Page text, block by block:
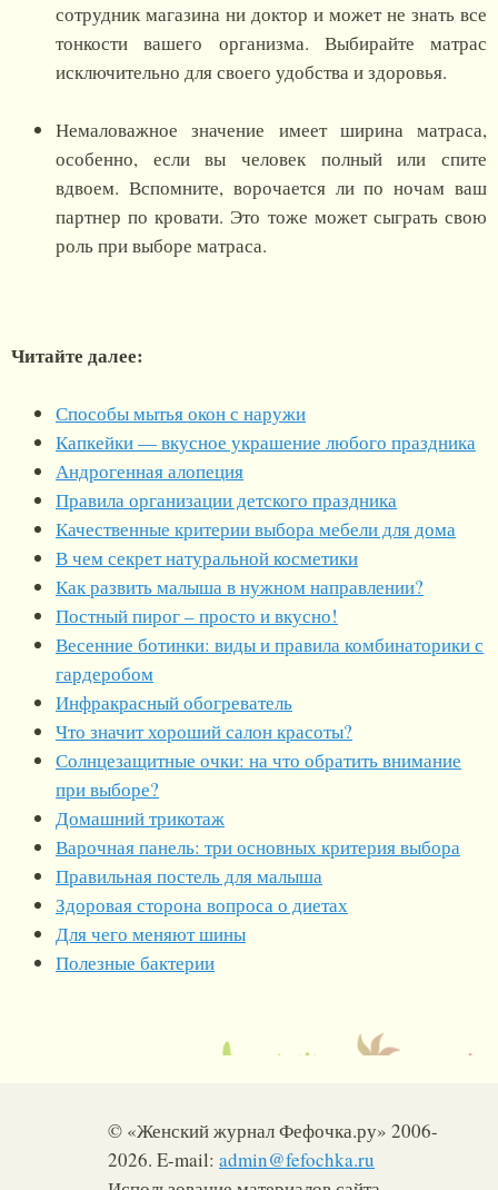
сотрудник магазина ни доктор и может не знать все
тонкости вашего организма. Выбирайте матрас
исключительно для своего удобства и здоровья.
Немаловажное значение имеет ширина матраса,
особенно, если вы человек полный или спите
вдвоем. Вспомните, ворочается ли по ночам ваш
партнер по кровати. Это тоже может сыграть свою
роль при выборе матраса.
Читайте далее:
Способы мытья окон с наружи
Капкейки — вкусное украшение любого праздника
Андрогенная алопеция
Правила организации детского праздника
Качественные критерии выбора мебели для дома
В чем секрет натуральной косметики
Как развить малыша в нужном направлении?
Постный пирог – просто и вкусно!
Весенние ботинки: виды и правила комбинаторики с
гардеробом
Инфракрасный обогреватель
Что значит хороший салон красоты?
Солнцезащитные очки: на что обратить внимание
при выборе?
Домашний трикотаж
Варочная панель: три основных критерия выбора
Правильная постель для малыша
Здоровая сторона вопроса о диетах
Для чего меняют шины
Полезные бактерии
© «Женский журнал Фефочка.ру» 2006-
2026. E-mail: admin@fefochka.ru